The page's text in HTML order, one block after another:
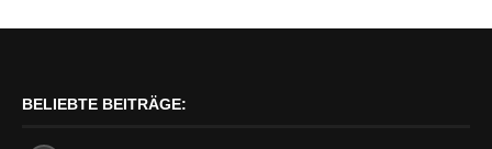
BELIEBTE BEITRÄGE: